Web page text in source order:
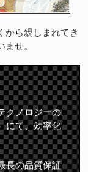
から親しまれてき
せ。
クノロジーの
にて、効率化
長の品質保証